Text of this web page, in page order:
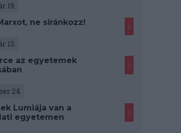
19.
ne siránkozz!
13.
az egyetemek
24.
Lumiája van a
egyetemen